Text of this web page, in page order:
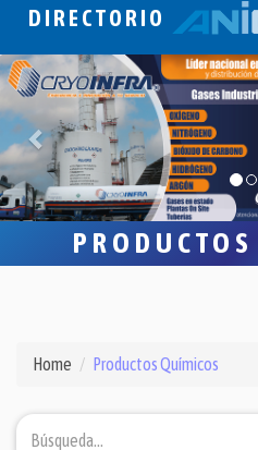
DIRECTORIO
Home Productos Químicos